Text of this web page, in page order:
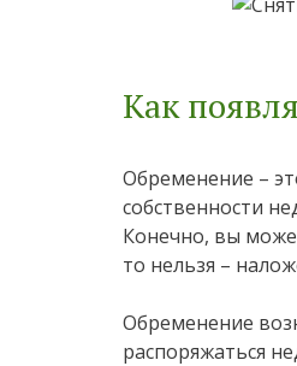
Как
Обременение –
собственности
Конечно, вы
то нельзя –
Обременение
распоряжаться